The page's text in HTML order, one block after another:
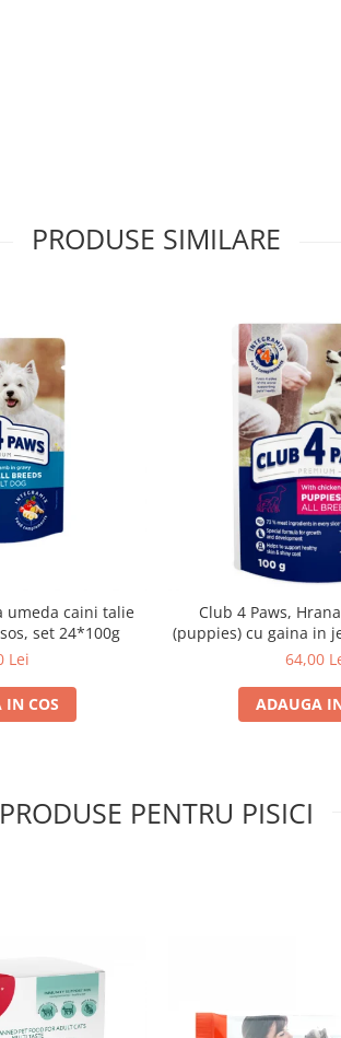
PRODUSE SIMILARE
umeda caini talie
set 24*100g
Lei
IN COS
Club 4 Paws,
(puppies) cu gaina in
64,00
ADAUGA
PRODUSE PENTRU PISICI